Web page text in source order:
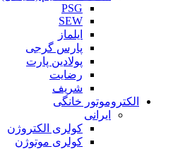
PSG
SEW
ایلماز
پارس گرجی
پولادین پارت
رضایت
شریف
الکتروموتور خانگی
ایرانی
کولری الکتروژن
کولری موتوژن